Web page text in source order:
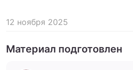
12 ноября 2025
Материал подготовлен